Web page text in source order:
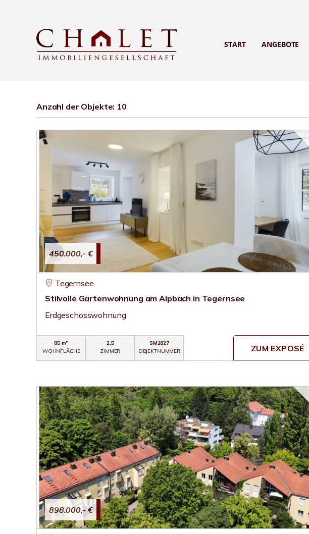
START ANGEBOTE
Anzahl der Objekte: 10
450.000,- €
Tegernsee
Stilvolle Gartenwohnung am Alpbach in Tegernsee
Erdgeschosswohnung
85 m²
WOHNFLÄCHE
2,5
ZIMMER
SM1827
OBJEKTNUMMER
ZUM EXPOSÉ
898.000,- €